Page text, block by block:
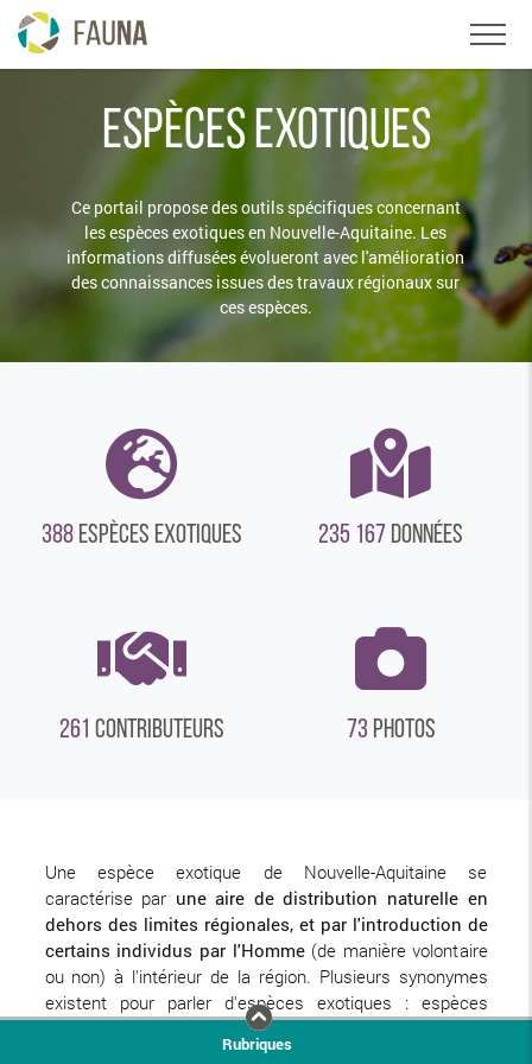
ESPÈCES EXOTIQUES
Ce portail propose des outils spécifiques concernant
les espèces exotiques en Nouvelle-Aquitaine. Les
informations diffusées évolueront avec l'amélioration
des connaissances issues des travaux régionaux sur
ces espèces.
388ESPÈCES EXOTIQUES 235 167 DONNÉES
261 CONTRIBUTEURS 73 PHOTOS
Une espèce exotique de Nouvelle-Aquitaine se
caractérise par une aire de distribution naturelle en
dehors des limites régionales, et par l'introduction de
certains individus par l'Homme(de manière volontaire
ou non) à l'intérieur de la région. Plusieurs synonymes
existent pour parler d'espèces exotiques : espèces
introduites, exogènes, allogènes, allochtones, non
Rubriques